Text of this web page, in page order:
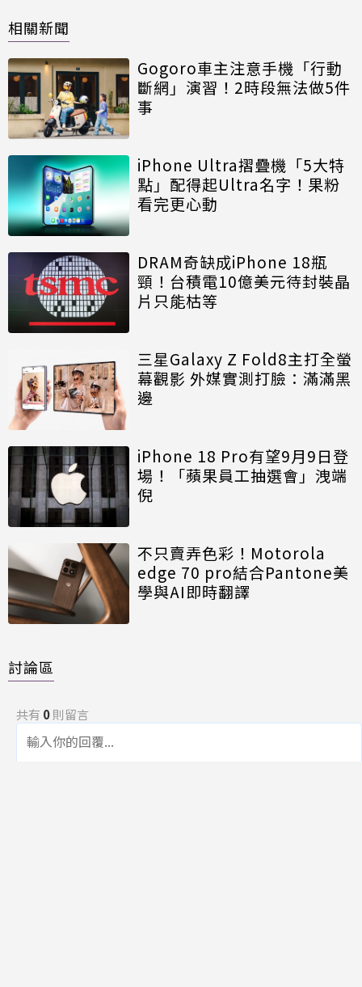
相關新聞
Gogoro車主注意手機「行動
斷網」演習！2時段無法做5件
事
iPhone Ultra摺疊機「5大特
點」配得起Ultra名字！果粉
看完更心動
DRAM奇缺成iPhone 18瓶
頸！台積電10億美元待封裝晶
片只能枯等
三星Galaxy Z Fold8主打全螢
幕觀影 外媒實測打臉：滿滿黑
邊
iPhone 18 Pro有望9月9日登
場！「蘋果員工抽選會」洩端
倪
不只賣弄色彩！Motorola
edge 70 pro結合Pantone美
學與AI即時翻譯
討論區
共有 0則留言